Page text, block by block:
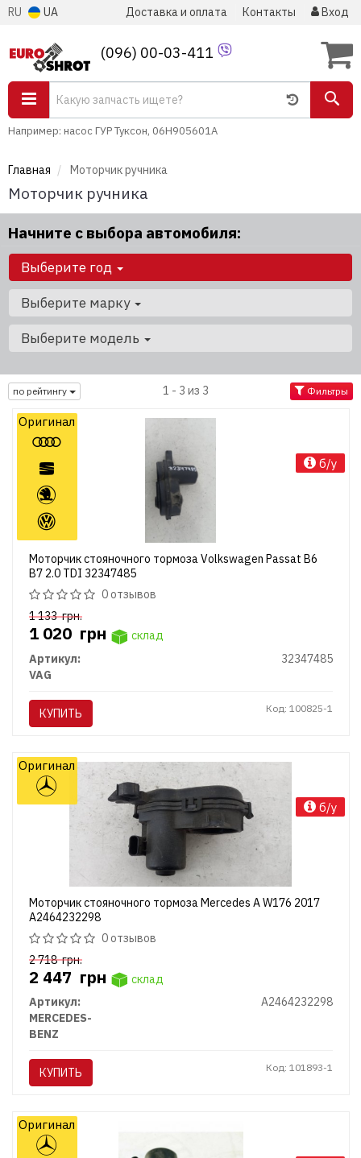
RU UA Доставка и оплата Контакты Вход
(096) 00-03-411
Например: насос ГУР Туксон, 06H905601A
Главная Моторчик ручника
Моторчик ручника
Начните с выбора автомобиля:
Выберите год
Выберите марку
Выберите модель
по рейтингу 1 - 3 из 3 Фильтры
Моторчик стояночного тормоза Volkswagen Passat B6
B7 2.0 TDI 32347485
0 отзывов
1 133грн.
1 020 грн
склад
Артикул:
32347485
VAG
КУПИТЬ Код: 100825-1
Оригинал
б/у
Моторчик стояночного тормоза Mercedes A W176 2017
A2464232298
0 отзывов
2 718грн.
2 447 грн
склад
Артикул:
A2464232298
MERCEDES-
BENZ
КУПИТЬ Код: 101893-1
Оригинал
б/у
Оригинал